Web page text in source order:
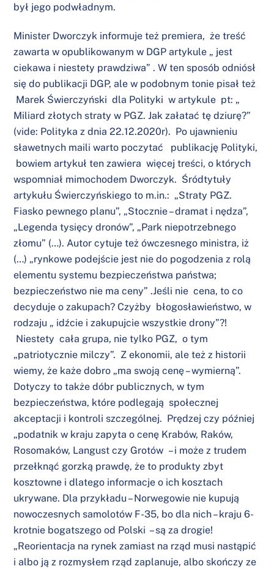
był jego podwładnym.
Minister Dworczyk informuje też premiera, że treść
zawarta w opublikowanym w DGP artykule „ jest
ciekawa i niestety prawdziwa” . W ten sposób odniósł
się do publikacji DGP, ale w podobnym tonie pisał też
Marek Świerczyński dla Polityki w artykule pt: „
Miliard złotych straty w PGZ. Jak załatać tę dziurę?”
(vide: Polityka z dnia 22.12.2020r). Po ujawnieniu
sławetnych maili warto poczytać publikację Polityki,
bowiem artykuł ten zawiera więcej treści, o których
wspomniał mimochodem Dworczyk. Śródtytuły
artykułu Świerczyńskiego to m.in.: „Straty PGZ.
Fiasko pewnego planu”, „Stocznie – dramat i nędza”,
„Legenda tysięcy dronów”, „Park niepotrzebnego
złomu” (…). Autor cytuje też ówczesnego ministra, iż
(…) „rynkowe podejście jest nie do pogodzenia z rolą
elementu systemu bezpieczeństwa państwa;
bezpieczeństwo nie ma ceny” .Jeśli nie cena, to co
decyduje o zakupach? Czyżby błogosławieństwo, w
rodzaju „ idźcie i zakupujcie wszystkie drony”?!
Niestety cała grupa, nie tylko PGZ, o tym
„patriotycznie milczy”. Z ekonomii, ale też z historii
wiemy, że każe dobro „ma swoją cenę – wymierną”.
Dotyczy to także dóbr publicznych, w tym
bezpieczeństwa, które podlegają społecznej
akceptacji i kontroli szczególnej. Prędzej czy później
„podatnik w kraju zapyta o cenę Krabów, Raków,
Rosomaków, Langust czy Grotów – i może z trudem
przełknąć gorzką prawdę, że to produkty zbyt
kosztowne i dlatego informacje o ich kosztach
ukrywane. Dla przykładu – Norwegowie nie kupują
nowoczesnych samolotów F-35, bo dla nich – kraju 6-
krotnie bogatszego od Polski – są za drogie!
„Reorientacja na rynek zamiast na rząd musi nastąpić
i albo ją z rozmysłem rząd zaplanuje, albo skończy ze